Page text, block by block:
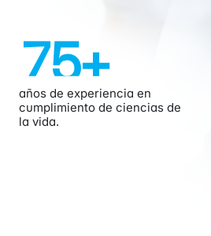
75+
años de experiencia en
cumplimiento de ciencias de
la vida.